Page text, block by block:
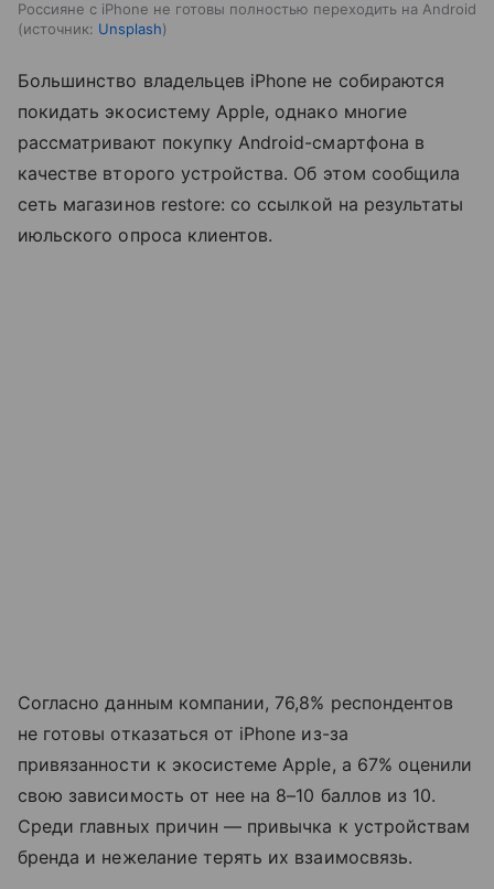
Россияне с iPhone не готовы полностью переходить на Android
источник: Unsplash
Большинство владельцев iPhone не собираются
покидать экосистему Apple, однако многие
рассматривают покупку Android-смартфона в
качестве второго устройства. Об этом сообщила
сеть магазинов restore: со ссылкой на результаты
июльского опроса клиентов.
Согласно данным компании, 76,8% респондентов
не готовы отказаться от iPhone из-за
привязанности к экосистеме Apple, а 67% оценили
свою зависимость от нее на 8–10 баллов из 10.
Среди главных причин — привычка к устройствам
бренда и нежелание терять их взаимосвязь.